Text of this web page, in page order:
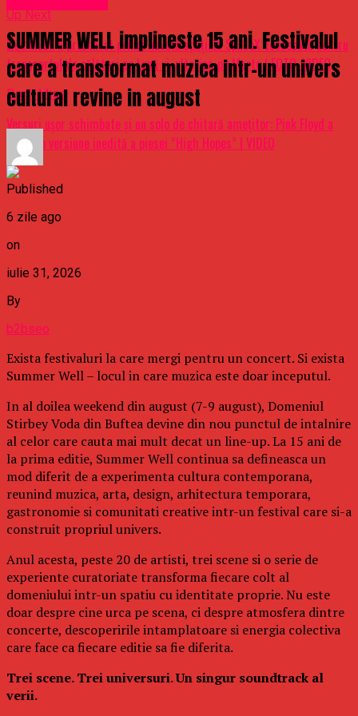
Up Next
Elon Musk a prezentat prima navetă spaţială SpaceX concepută pentru
transportul de călători pe Lună şi, ulterior, pe Marte | FOTO, VIDEO
Don't Miss
Versuri uşor schimbate şi un solo de chitară ameţitor: Pink Floyd a
lansat o versiune inedită a piesei ”High Hopes” | VIDEO
SUMMER WELL implineste 15 ani. Festivalul
care a transformat muzica intr-un univers
cultural revine in august
Published
6 zile ago
on
iulie 31, 2026
By
b2bseo
Exista festivaluri la care mergi pentru un concert. Si exista
Summer Well – locul in care muzica este doar inceputul.
In al doilea weekend din august (7-9 august), Domeniul
Stirbey Voda din Buftea devine din nou punctul de intalnire
al celor care cauta mai mult decat un line-up. La 15 ani de
la prima editie, Summer Well continua sa defineasca un
mod diferit de a experimenta cultura contemporana,
reunind muzica, arta, design, arhitectura temporara,
gastronomie si comunitati creative intr-un festival care si-a
construit propriul univers.
Anul acesta, peste 20 de artisti, trei scene si o serie de
experiente curatoriate transforma fiecare colt al
domeniului intr-un spatiu cu identitate proprie. Nu este
doar despre cine urca pe scena, ci despre atmosfera dintre
concerte, descoperirile intamplatoare si energia colectiva
care face ca fiecare editie sa fie diferita.
Trei scene. Trei universuri. Un singur soundtrack al
verii.